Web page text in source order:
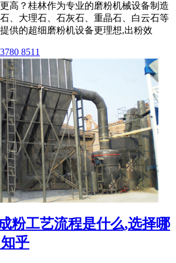
高？桂林作为专业的磨粉机械设备制造
、大理石、石灰石、重晶石、白云石等
供的超细磨粉机设备更理想,出粉效
8511
粉工艺流程是什么,选择哪
乎